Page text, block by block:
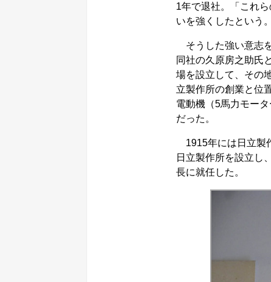
1年で退社。「これ
いを強くしたという。
そうした強い意志
同社の久原房之助氏
場を設立して、その
立製作所の創業と位
電動機（5馬力モー
だった。
1915年には日立製
日立製作所を設立し
長に就任した。